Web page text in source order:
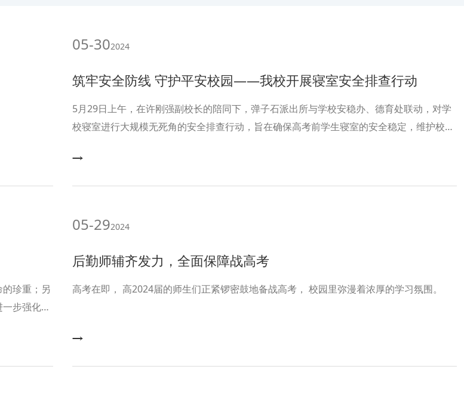
05-302024
筑牢安全防线 守护平安校园——我校开展寝室安全排查行动
5月29日上午，在许刚强副校长的陪同下，弹子石派出所与学校安稳办、德育处联动，对学
校寝室进行大规模无死角的安全排查行动，旨在确保高考前学生寝室的安全稳定，维护校园
珍重；另
步强化党
05-292024
后勤师辅齐发力，全面保障战高考
高考在即， 高2024届的师生们正紧锣密鼓地备战高考， 校园里弥漫着浓厚的学习氛围。